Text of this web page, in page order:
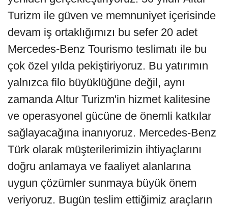
Turizm ile güven ve memnuniyet içerisinde
devam iş ortaklığımızı bu sefer 20 adet
Mercedes-Benz Tourismo teslimatı ile bu
çok özel yılda pekiştiriyoruz. Bu yatırımın
yalnızca filo büyüklüğüne değil, aynı
zamanda Altur Turizm'in hizmet kalitesine
ve operasyonel gücüne de önemli katkılar
sağlayacağına inanıyoruz. Mercedes-Benz
Türk olarak müşterilerimizin ihtiyaçlarını
doğru anlamaya ve faaliyet alanlarına
uygun çözümler sunmaya büyük önem
veriyoruz. Bugün teslim ettiğimiz araçların